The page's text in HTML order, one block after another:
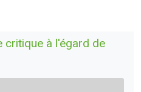
critique à l'égard de